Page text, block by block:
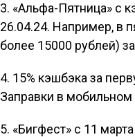
3. «Альфа-Пятница» с
26.04.24. Например, в
более 15000 рублей)
4. 15% кэшбэка за
Заправки в
5. «Бигфест» с 11